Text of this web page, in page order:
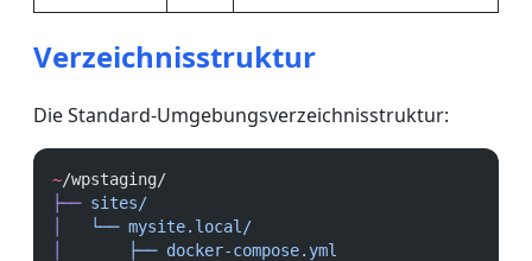
Verzeichnisstruktur
Die Standard-Umgebungsverzeichnisstruktur:
~/wpstaging/
├── sites/
└── mysite.local/
├── docker-compose.yml